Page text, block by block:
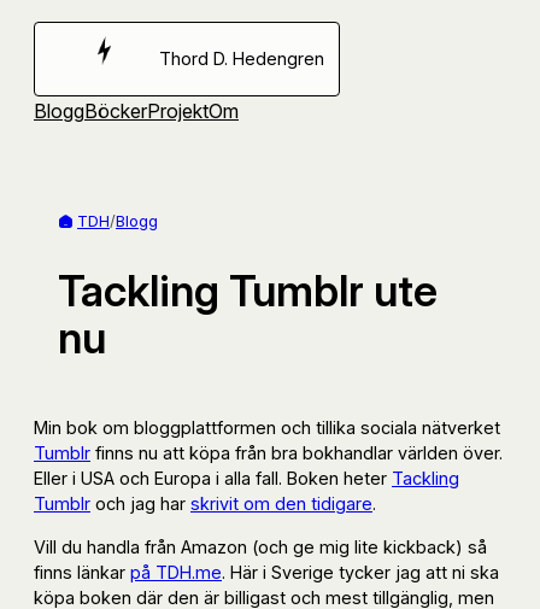
Hoppa
Thord D. Hedengren
BloggBöckerProjektOm
TDH/Blogg
Tackling Tumblr ute
nu
Min bok om bloggplattformen och tillika sociala nätverket
Tumblr finns nu att köpa från bra bokhandlar världen över.
Eller i USA och Europa i alla fall. Boken heter Tackling
Tumblr och jag har skrivit om den tidigare.
Vill du handla från Amazon (och ge mig lite kickback) så
finns länkar på TDH.me. Här i Sverige tycker jag att ni ska
köpa boken där den är billigast och mest tillgänglig, men